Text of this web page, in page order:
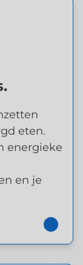
eten.
energieke
en je